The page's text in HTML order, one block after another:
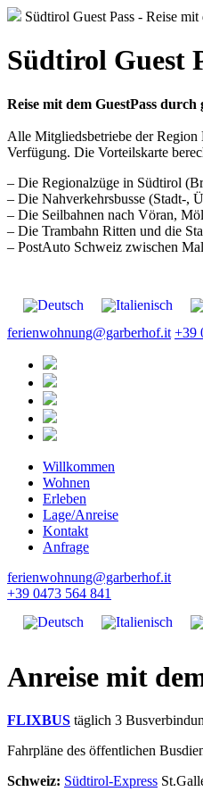
Südtirol Guest Pass - Reise
Südtirol Guest
Reise mit dem GuestPass
Alle Mitgliedsbetriebe der Region
Verfügung. Die Vorteilskarte
– Die Regionalzüge in Südtirol
– Die Nahverkehrsbusse (Stadt-,
– Die Seilbahnen nach Vöran,
– Die Trambahn Ritten und die
– PostAuto Schweiz zwischen
ferienwohnung@garberhof.it +39
Willkommen
Wohnen
Erleben
Lage/Anreise
Kontakt
Anfrage
ferienwohnung@garberhof.it
+39 0473 564 841
Anreise mit
FLIXBUS täglich 3
Fahrpläne des öffentlichen
Schweiz: Südtirol-Express